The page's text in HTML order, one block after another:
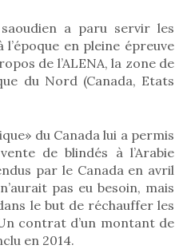
a paru servir les
en pleine épreuve
de l’ALENA, la zone de
du Nord (Canada, Etats
du Canada lui a permis
de blindés à l’Arabie
par le Canada en avril
pas eu besoin, mais
le but de réchauffer les
contrat d’un montant de
en 2014.